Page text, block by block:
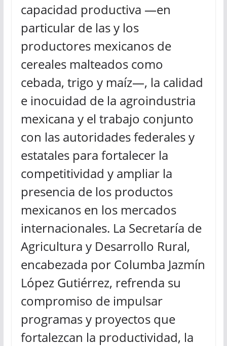
capacidad productiva —en
particular de las y los
productores mexicanos de
cereales malteados como
cebada, trigo y maíz—, la calidad
e inocuidad de la agroindustria
mexicana y el trabajo conjunto
con las autoridades federales y
estatales para fortalecer la
competitividad y ampliar la
presencia de los productos
mexicanos en los mercados
internacionales. La Secretaría de
Agricultura y Desarrollo Rural,
encabezada por Columba Jazmín
López Gutiérrez, refrenda su
compromiso de impulsar
programas y proyectos que
fortalezcan la productividad, la